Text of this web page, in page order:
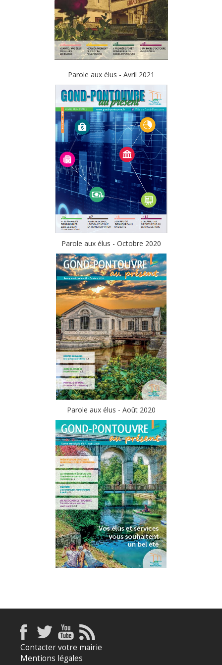
Parole aux élus - Avril 2021
Parole aux élus - Octobre 2020
Parole aux élus - Août 2020
Contacter votre mairie
Mentions légales